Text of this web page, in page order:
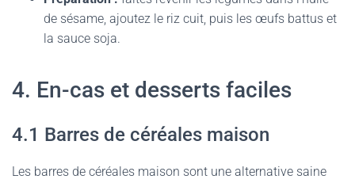
de sésame, ajoutez le riz cuit, puis les œufs battus et
la sauce soja.
4. En-cas et desserts faciles
4.1 Barres de céréales maison
Les barres de céréales maison sont une alternative saine